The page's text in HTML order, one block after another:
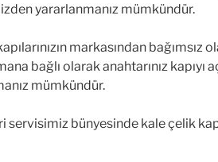
yararlanmanız mümkündür.
markasından
bağlı olarak anahtarınız
mümkündür.
servisimiz bünyesinde kale çelik